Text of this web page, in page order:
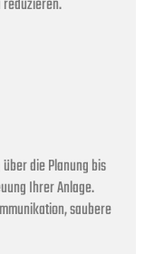
die Planung bis
Ihrer Anlage.
saubere